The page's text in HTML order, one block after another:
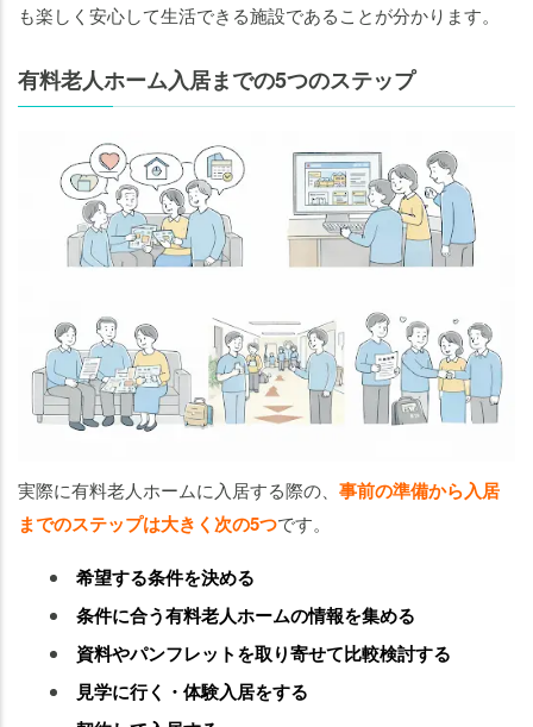
も楽しく安心して生活できる施設であることが分かります。
有料老人ホーム入居までの5つのステップ
実際に有料老人ホームに入居する際の、 事前の準備から入居
までのステップは大きく次の5つです。
希望する条件を決める
条件に合う有料老人ホームの情報を集める
資料やパンフレットを取り寄せて比較検討する
見学に行く・体験入居をする